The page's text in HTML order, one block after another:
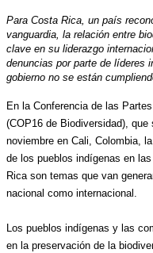
Para Costa Rica, un país
vanguardia, la relación entre
clave en su liderazgo
denuncias por parte de líderes
gobierno no se están
En la Conferencia de las
(COP16 de Biodiversidad),
noviembre en Cali, Colombia,
de los pueblos indígenas en
Rica son temas que van
nacional como internacional.
Los pueblos indígenas y las
en la preservación de la